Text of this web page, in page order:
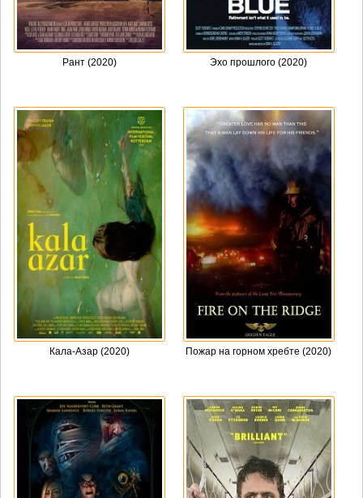
Рант (2020) Эхо прошлого (2020)
Кала-Азар (2020) Пожар на горном хребте (2020)